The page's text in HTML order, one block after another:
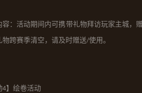
容：活动期间内可携带礼物拜访玩家主城，
物跨赛季清空，请及时赠送/使用。
4】 绘卷活动